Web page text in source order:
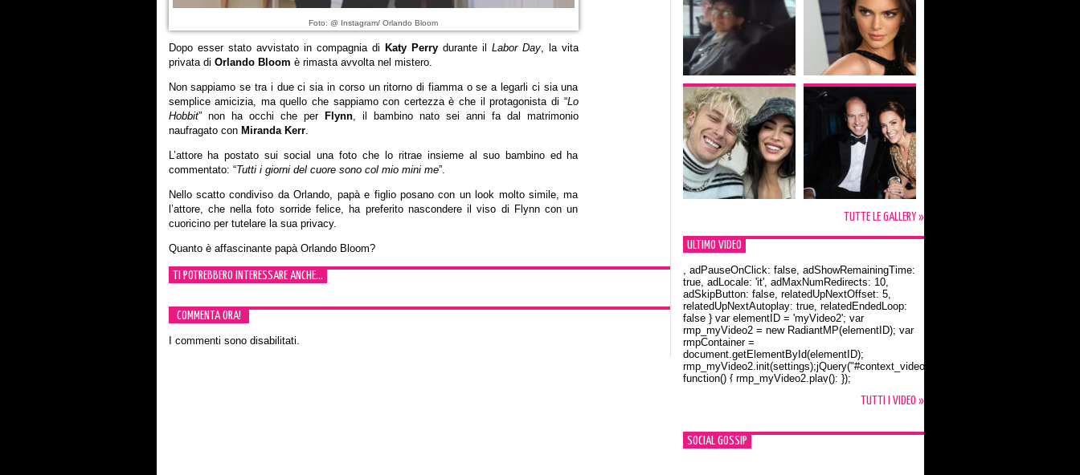
Foto: @ Instagram/ Orlando Bloom
Dopo esser stato avvistato in compagnia di Katy Perrydurante il Labor Day, la vita
privata di Orlando Bloom è rimasta avvolta nel mistero.
Non sappiamo se tra i due ci sia in corso un ritorno di fiamma o se a legarli ci sia una
semplice amicizia, ma quello che sappiamo con certezza è che il protagonista di “Lo
Hobbit” non ha occhi che per Flynn, il bambino nato sei anni fa dal matrimonio
naufragato con Miranda Kerr.
L’attore ha postato sui social una foto che lo ritrae insieme al suo bambino ed ha
commentato: “Tutti i giorni del cuore sono col mio mini me”.
Nello scatto condiviso da Orlando, papà e figlio posano con un look molto simile, ma
l’attore, che nella foto sorride felice, ha preferito nascondere il viso di Flynn con un
cuoricino per tutelare la sua privacy.
Quanto è affascinante papà Orlando Bloom?
TI POTREBBERO INTERESSARE ANCHE...
COMMENTA ORA!
I commenti sono disabilitati.
TUTTE LE GALLERY »
ULTIMO VIDEO
Orlando Bloom e la t-shirt dedicata a Flynn
, adPauseOnClick: false, adShowRemainingTime:
true, adLocale: 'it', adMaxNumRedirects: 10,
adSkipButton: false, relatedUpNextOffset: 5,
relatedUpNextAutoplay: true, relatedEndedLoop:
false } var elementID = 'myVideo2'; var
rmp_myVideo2 = new RadiantMP(elementID); var
rmpContainer =
document.getElementById(elementID);
rmp_myVideo2.init(settings);jQuery("#context_video2").one("mouseover",
function() { rmp_myVideo2.play(); });
TUTTI I VIDEO »
SOCIAL GOSSIP